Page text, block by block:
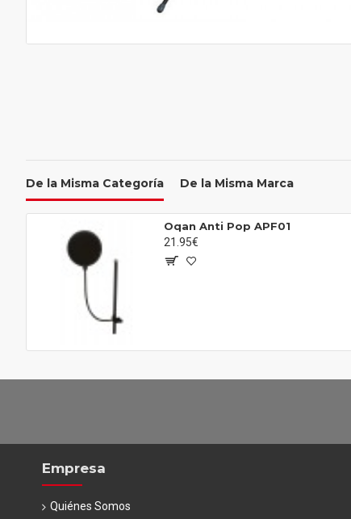
De la Misma Categoría De la Misma Marca
Oqan Anti Pop APF01
21.95€
Empresa
Quiénes Somos